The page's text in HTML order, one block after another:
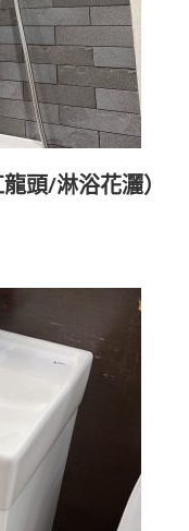
頭/淋浴花灑）